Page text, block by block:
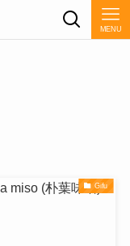
MENU
Gifu